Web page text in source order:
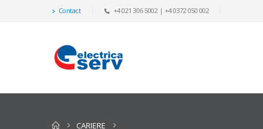
Contact +4 021 306 5002 | +4 0372 050 002
CARIERE